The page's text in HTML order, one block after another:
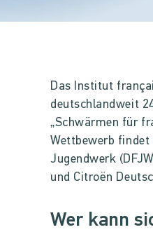
Das Institut
deutschlandweit
„Schwärmen für
Wettbewerb
Jugendwerk
und Citroën
Wer kann